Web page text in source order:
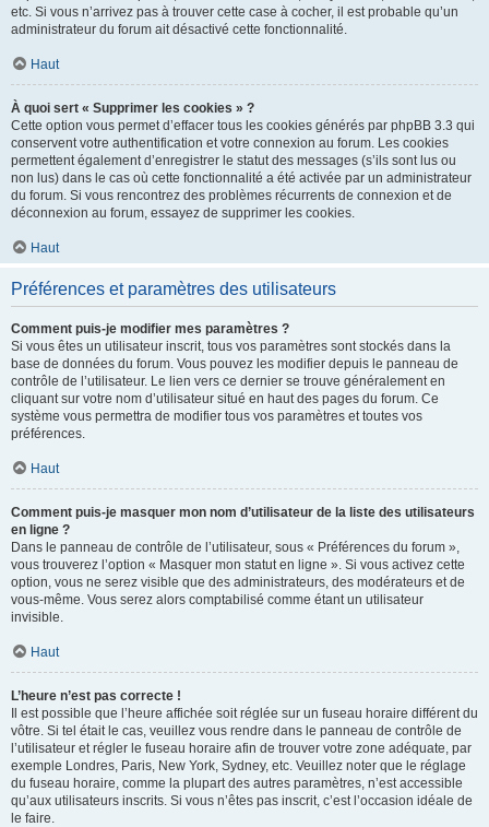
etc. Si vous n’arrivez pas à trouver cette case à cocher, il est probable qu’un
administrateur du forum ait désactivé cette fonctionnalité.
Haut
À quoi sert « Supprimer les cookies » ?
Cette option vous permet d’effacer tous les cookies générés par phpBB 3.3 qui
conservent votre authentification et votre connexion au forum. Les cookies
permettent également d’enregistrer le statut des messages (s’ils sont lus ou
non lus) dans le cas où cette fonctionnalité a été activée par un administrateur
du forum. Si vous rencontrez des problèmes récurrents de connexion et de
déconnexion au forum, essayez de supprimer les cookies.
Haut
Préférences et paramètres des utilisateurs
Comment puis-je modifier mes paramètres ?
Si vous êtes un utilisateur inscrit, tous vos paramètres sont stockés dans la
base de données du forum. Vous pouvez les modifier depuis le panneau de
contrôle de l’utilisateur. Le lien vers ce dernier se trouve généralement en
cliquant sur votre nom d’utilisateur situé en haut des pages du forum. Ce
système vous permettra de modifier tous vos paramètres et toutes vos
préférences.
Haut
Comment puis-je masquer mon nom d’utilisateur de la liste des utilisateurs
en ligne ?
Dans le panneau de contrôle de l’utilisateur, sous « Préférences du forum »,
vous trouverez l’option « Masquer mon statut en ligne ». Si vous activez cette
option, vous ne serez visible que des administrateurs, des modérateurs et de
vous-même. Vous serez alors comptabilisé comme étant un utilisateur
invisible.
Haut
L’heure n’est pas correcte !
Il est possible que l’heure affichée soit réglée sur un fuseau horaire différent du
vôtre. Si tel était le cas, veuillez vous rendre dans le panneau de contrôle de
l’utilisateur et régler le fuseau horaire afin de trouver votre zone adéquate, par
exemple Londres, Paris, New York, Sydney, etc. Veuillez noter que le réglage
du fuseau horaire, comme la plupart des autres paramètres, n’est accessible
qu’aux utilisateurs inscrits. Si vous n’êtes pas inscrit, c’est l’occasion idéale de
le faire.